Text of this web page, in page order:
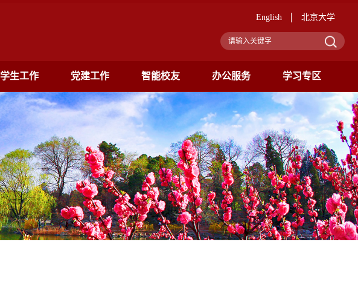
English 北京大学
学生工作 党建工作 智能校友 办公服务 学习专区